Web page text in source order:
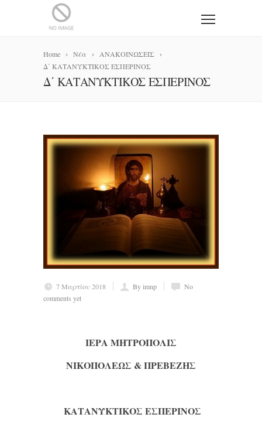
Home Νέα
ΑΝΑΚΟΙΝΩΣΕΙΣ
Δ΄ ΚΑΤΑΝΥΚΤΙΚΟΣ ΕΣΠΕΡΙΝΟΣ
Δ΄ ΚΑΤΑΝΥΚΤΙΚΟΣ ΕΣΠΕΡΙΝΟΣ
7 Μαρτίου 2018 By imnp
No
comments yet
ΙΕΡA MHΤΡΟΠΟΛΙΣ
ΝΙΚΟΠΟΛΕΩΣ & ΠΡΕΒΕΖΗΣ
ΚΑΤΑΝΥΚΤΙΚΟΣ ΕΣΠΕΡΙΝΟΣ